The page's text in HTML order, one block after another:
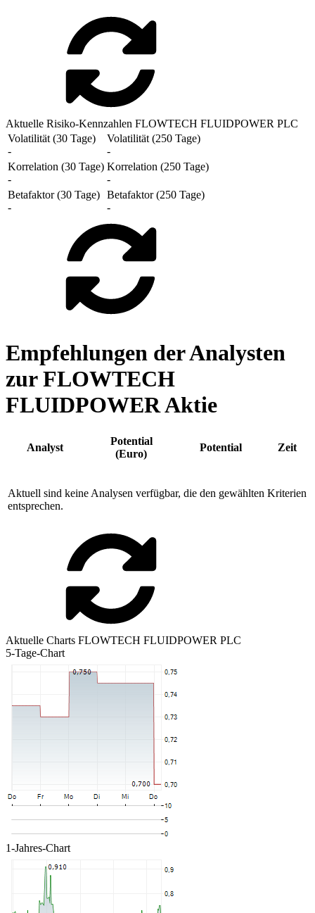
Aktuelle Risiko-Kennzahlen FLOWTECH FLUIDPOWER PLC
Volatilität (30 Tage)
-
Volatilität (250 Tage)
-
Korrelation (30 Tage)
-
Korrelation (250 Tage)
-
Betafaktor (30 Tage)
-
Betafaktor (250 Tage)
-
Empfehlungen der Analysten
zur FLOWTECH
FLUIDPOWER Aktie
Analyst
Potential
(Euro)
Potential Zeit
Aktuell sind keine Analysen verfügbar, die den gewählten Kriterien
entsprechen.
Aktuelle Charts FLOWTECH FLUIDPOWER PLC
5-Tage-Chart
1-Jahres-Chart